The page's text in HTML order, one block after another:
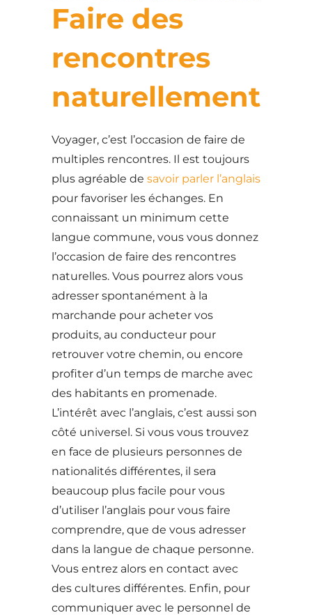
Faire des
rencontres
naturellement
Voyager, c’est l’occasion de faire de
multiples rencontres. Il est toujours
plus agréable de savoir parler l’anglais
pour favoriser les échanges. En
connaissant un minimum cette
langue commune, vous vous donnez
l’occasion de faire des rencontres
naturelles. Vous pourrez alors vous
adresser spontanément à la
marchande pour acheter vos
produits, au conducteur pour
retrouver votre chemin, ou encore
profiter d’un temps de marche avec
des habitants en promenade.
L’intérêt avec l’anglais, c’est aussi son
côté universel. Si vous vous trouvez
en face de plusieurs personnes de
nationalités différentes, il sera
beaucoup plus facile pour vous
d’utiliser l’anglais pour vous faire
comprendre, que de vous adresser
dans la langue de chaque personne.
Vous entrez alors en contact avec
des cultures différentes. Enfin, pour
communiquer avec le personnel de